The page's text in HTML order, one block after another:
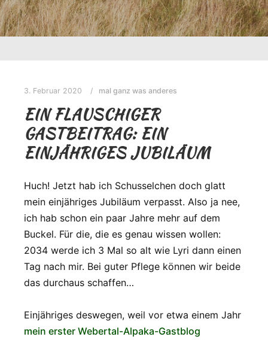
3. Februar 2020 mal ganz was anderes
EIN FLAUSCHIGER
GASTBEITRAG: EIN
EINJÄHRIGES JUBILÄUM
Huch! Jetzt hab ich Schusselchen doch glatt
mein einjähriges Jubiläum verpasst. Also ja nee,
ich hab schon ein paar Jahre mehr auf dem
Buckel. Für die, die es genau wissen wollen:
2034 werde ich 3 Mal so alt wie Lyri dann einen
Tag nach mir. Bei guter Pflege können wir beide
das durchaus schaffen…
Einjähriges deswegen, weil vor etwa einem Jahr
mein erster Webertal-Alpaka-Gastblog